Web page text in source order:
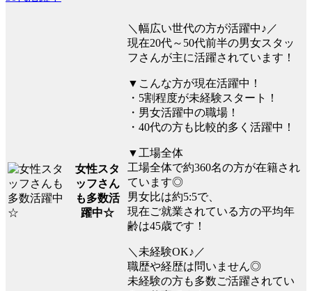
女性スタ
ッフさん
も多数活
躍中☆
＼幅広い世代の方が活躍中♪／
現在20代～50代前半の男女スタッ
フさんが主に活躍されています！
▼こんな方が現在活躍中！
・5割程度が未経験スタート！
・男女活躍中の職場！
・40代の方も比較的多く活躍中！
▼工場全体
工場全体で約360名の方が在籍され
ています◎
男女比は約5:5で、
現在ご就業されている方の平均年
齢は45歳です！
＼未経験OK♪／
職歴や経歴は問いません◎
未経験の方も多数ご活躍されてい